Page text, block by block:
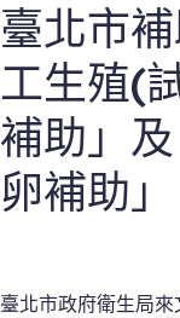
臺北市
工生殖(
補助」
卵補助」
臺北市政府衛生局